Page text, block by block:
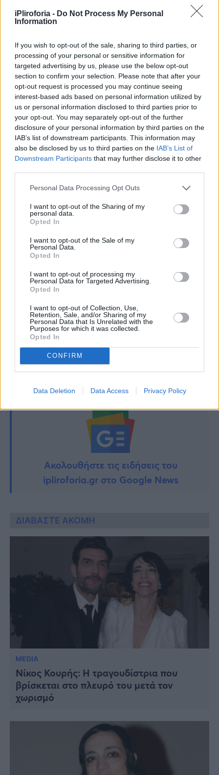
iPliroforia - Do Not Process My Personal
Information
If you wish to opt-out of the sale, sharing to third parties, or
processing of your personal or sensitive information for
targeted advertising by us, please use the below opt-out
section to confirm your selection. Please note that after your
opt-out request is processed you may continue seeing
interest-based ads based on personal information utilized by
us or personal information disclosed to third parties prior to
your opt-out. You may separately opt-out of the further
disclosure of your personal information by third parties on the
IAB’s list of downstream participants. This information may
also be disclosed by us to third parties on the IAB’s List of
Downstream Participants that may further disclose it to other
Personal Data Processing Opt Outs
I want to opt-out of the Sharing of my
personal data.
Opted In
I want to opt-out of the Sale of my
Personal Data.
Opted In
I want to opt-out of processing my
Personal Data for Targeted Advertising.
Opted In
I want to opt-out of Collection, Use,
Retention, Sale, and/or Sharing of my
Personal Data that Is Unrelated with the
Purposes for which it was collected.
Opted In
CONFIRM
Data Deletion Data Access Privacy Policy
Περισσότερες
Εορτολόγιο: Ποιοι γιορτάζουν σήμερα 9
Απριλίου
Τραγωδία στα Σπάτα: Πώς έγινε η θανάσιμη
Έκτακτο: Σεισμός στην Ελλάδα
TAGS:
ΕΛΕΝΑ ΤΟΠΑΛΙΔΟΥ
Ακολουθήστε τις ειδήσεις του
ipliroforia.gr στο Google News
ΔΙΑΒΑΣΤΕ ΑΚΟΜΗ
MEDIA
Νίκος Κουρής: Η τραγουδίστρια που
βρίσκεται στο πλευρό του μετά τον
χωρισμό